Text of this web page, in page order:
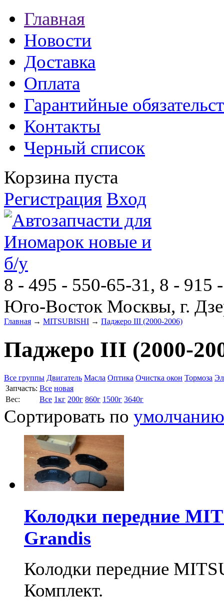
Главная
Новости
Доставка
Оплата
Гарантийные
Контакты
Черный список
Корзина пуста
Регистрация Вход
8 - 495 - 550-65-31, 8 - 915
Юго-Восток Москвы, г.
Главная → MITSUBISHI → Паджеро III (2000-2006)
Паджеро III (2000-
Все группы Двигатель Масла Оптика Очистка окон Тормоза
Запчасть: Все новая
Вес:
Все 1кг 200г 860г 1500г 3640г
Сортировать по умолчанию
Колодки передние
Grandis
Колодки передние
Комплект.